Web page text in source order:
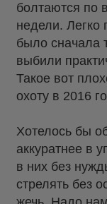
болтаются по
недели. Легко
было сначала
выбили
Такое вот
охоту в 2016
Хотелось бы
аккуратнее в
в них без
стрелять без